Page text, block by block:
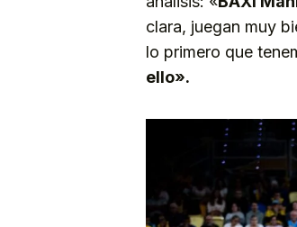
clara, juegan muy
lo primero que
ello».